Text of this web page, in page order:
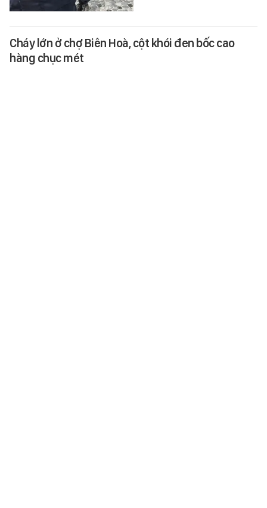
Cháy lớn ở chợ Biên Hoà, cột khói đen bốc cao
hàng chục mét